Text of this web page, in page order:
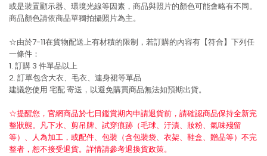
或是裝置顯示器、環境光線等因素，商品與照片的顏色可能會略有不同。
商品顏色請依商品單獨拍攝照片為主。
☆由於7-11在貨物配送上有材積的限制，若訂購的內容有【符合】下列任
一條件：
1. 訂購 3 件單品以上
2. 訂單包含大衣、毛衣、連身裙等單品
建議您使用 宅配寄送，以避免購買商品無法如預期出貨。
☆提醒您，官網商品於七日鑑賞期內申請退貨前，請確認商品保持全新完
整狀態。凡下水、剪吊牌、試穿痕跡（毛球、汙漬、妝粉、氣味殘留
等）、人為加工，或配件、包裝（含包裝袋、衣架、鞋盒、贈品等）不完
整者，恕不接受退貨。詳情請參考退換貨政策。